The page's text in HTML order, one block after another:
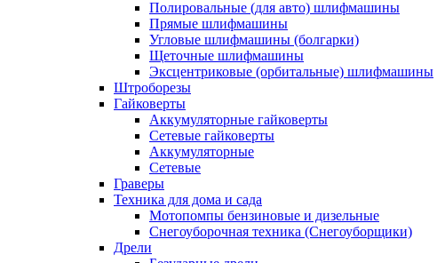
Полировальные (для авто) шлифмашины
Прямые шлифмашины
Угловые шлифмашины (болгарки)
Щеточные шлифмашины
Эксцентриковые (орбитальные) шлифмашины
Штроборезы
Гайковерты
Аккумуляторные гайковерты
Сетевые гайковерты
Аккумуляторные
Сетевые
Граверы
Техника для дома и сада
Мотопомпы бензиновые и дизельные
Снегоуборочная техника (Снегоуборщики)
Дрели